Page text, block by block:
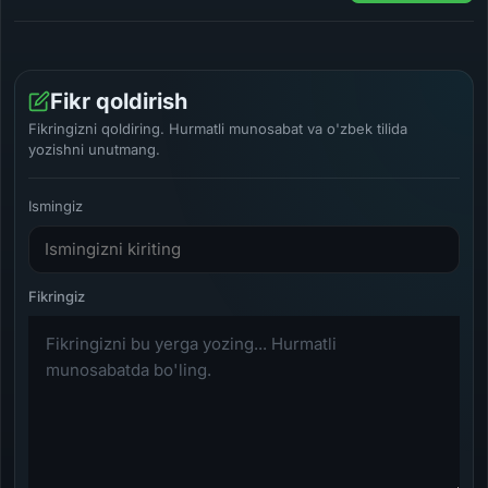
Fikr qoldirish
Fikringizni qoldiring. Hurmatli munosabat va o'zbek tilida
yozishni unutmang.
Ismingiz